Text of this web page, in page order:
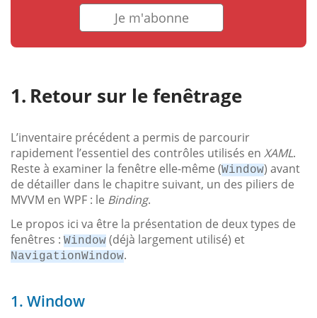
Je m'abonne
Retour sur le fenêtrage
L’inventaire précédent a permis de parcourir
rapidement l’essentiel des contrôles utilisés en XAML.
Reste à examiner la fenêtre elle-même (Window) avant
de détailler dans le chapitre suivant, un des piliers de
MVVM en WPF : le Binding.
Le propos ici va être la présentation de deux types de
fenêtres : Window (déjà largement utilisé) et
NavigationWindow.
1. Window